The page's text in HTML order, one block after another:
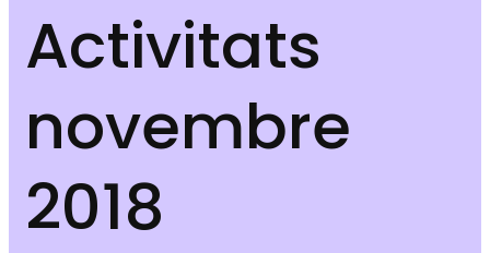
Activitats
novembre
2018